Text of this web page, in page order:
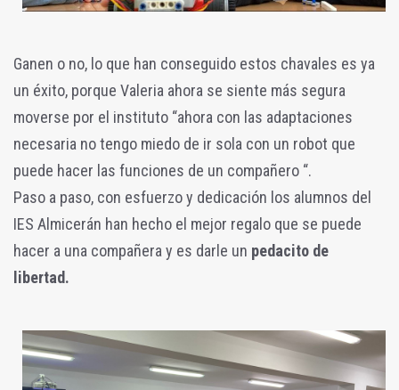
Ganen o no, lo que han conseguido estos chavales es ya
un éxito, porque Valeria ahora se siente más segura
moverse por el instituto “ahora con las adaptaciones
necesaria no tengo miedo de ir sola con un robot que
puede hacer las funciones de un compañero “.
Paso a paso, con esfuerzo y dedicación los alumnos del
IES Almicerán han hecho el mejor regalo que se puede
hacer a una compañera y es darle un pedacito de
libertad.